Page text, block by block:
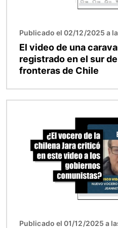
Publicado el 02/12/2025 a
El video de una
registrado en el sur
fronteras de Chile
Publicado el 01/12/2025 a